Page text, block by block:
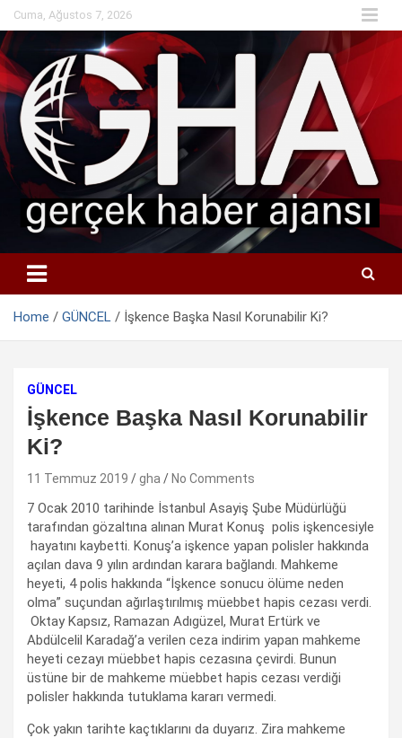
Skip
to
content
Cuma, Ağustos 7, 2026
Home GÜNCEL İşkence Başka Nasıl Korunabilir Ki?
GÜNCEL
İşkence Başka Nasıl Korunabilir
Ki?
11 Temmuz 2019 gha No Comments
7 Ocak 2010 tarihinde İstanbul Asayiş Şube Müdürlüğü
tarafından gözaltına alınan Murat Konuş polis işkencesiyle
hayatını kaybetti. Konuş’a işkence yapan polisler hakkında
açılan dava 9 yılın ardından karara bağlandı. Mahkeme
heyeti, 4 polis hakkında “İşkence sonucu ölüme neden
olma” suçundan ağırlaştırılmış müebbet hapis cezası verdi.
Oktay Kapsız, Ramazan Adıgüzel, Murat Ertürk ve
Abdülcelil Karadağ’a verilen ceza indirim yapan mahkeme
heyeti cezayı müebbet hapis cezasına çevirdi. Bunun
üstüne bir de mahkeme müebbet hapis cezası verdiği
polisler hakkında tutuklama kararı vermedi.
Çok yakın tarihte kaçtıklarını da duyarız. Zira mahkeme